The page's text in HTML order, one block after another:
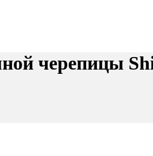
черепицы